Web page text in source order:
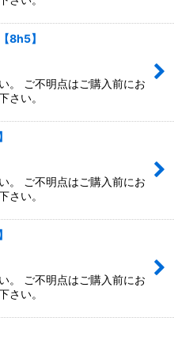
8h5】
。 ご不明点はご購入前にお
下さい。
。 ご不明点はご購入前にお
下さい。
。 ご不明点はご購入前にお
下さい。